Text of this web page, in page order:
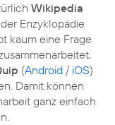
Wikipedia
Enzyklopädie
kaum eine Frage
(Android / iOS)
Damit können
ganz einfach